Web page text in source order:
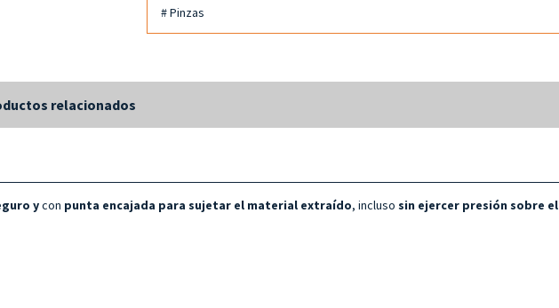
# Pinzas
relacionados
ycon punta encajada para sujetar el material extraído, incluso sin ejercer presión sobre el